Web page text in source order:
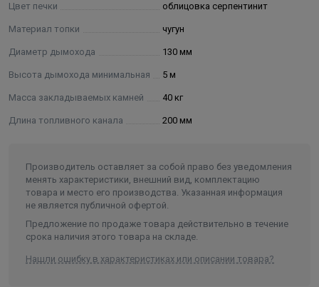
Цвет печки облицовка серпентинит
Материал топки чугун
Диаметр дымохода 130 мм
Высота дымохода минимальная 5 м
Масса закладываемых камней 40 кг
Длина топливного канала 200 мм
Производитель оставляет за собой право без уведомления
менять характеристики, внешний вид, комплектацию
товара и место его производства. Указанная информация
не является публичной офертой.
Предложение по продаже товара действительно в течение
срока наличия этого товара на складе.
Нашли ошибку в характеристиках или описании товара?